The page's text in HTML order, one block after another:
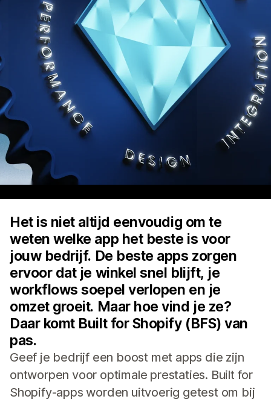
Het is niet altijd eenvoudig om te
weten welke app het beste is voor
jouw bedrijf. De beste apps zorgen
ervoor dat je winkel snel blijft, je
workflows soepel verlopen en je
omzet groeit. Maar hoe vind je ze?
Daar komt Built for Shopify (BFS) van
pas.
Geef je bedrijf een boost met apps die zijn
ontworpen voor optimale prestaties. Built for
Shopify-apps worden uitvoerig getest om bij